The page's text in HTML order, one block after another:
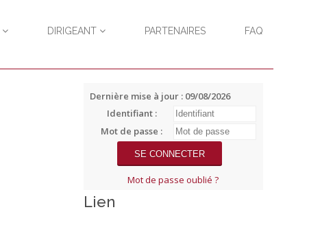
DIRIGEANT PARTENAIRES FAQ
Dernière mise à jour : 09/08/2026
Identifiant :
Mot de passe :
Mot de passe oublié ?
Lien